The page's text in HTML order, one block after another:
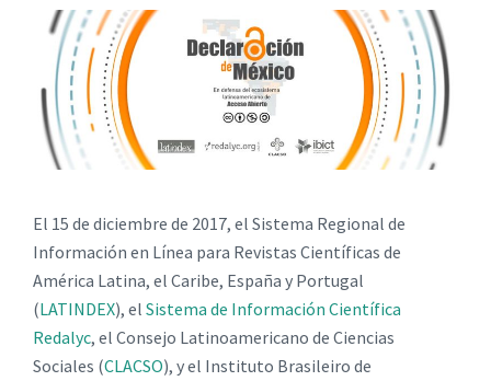
El 15 de diciembre de 2017, el Sistema Regional de
Información en Línea para Revistas Científicas de
América Latina, el Caribe, España y Portugal
(LATINDEX), el Sistema de Información Científica
Redalyc, el Consejo Latinoamericano de Ciencias
Sociales (CLACSO), y el Instituto Brasileiro de